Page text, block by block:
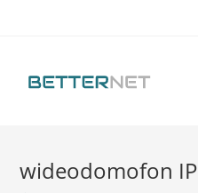
wideodomofon IP